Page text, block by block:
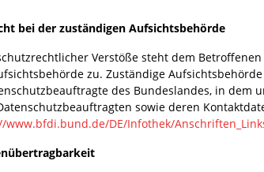
bei der zuständigen Aufsichtsbehörde
Verstöße steht dem
zu. Zuständige
des Bundeslandes, in dem
sowie deren
www.bfdi.bund.de/DE/Infothek/